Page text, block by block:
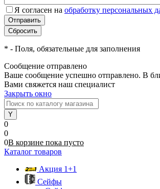
Я согласен на обработку персональных
* - Поля, обязательные для заполнения
Сообщение отправлено
Ваше сообщение успешно отправлено. В
Вами свяжется наш специалист
Закрыть окно
0
0
0В корзине пока пусто
Каталог товаров
Акция 1+1
Сейфы